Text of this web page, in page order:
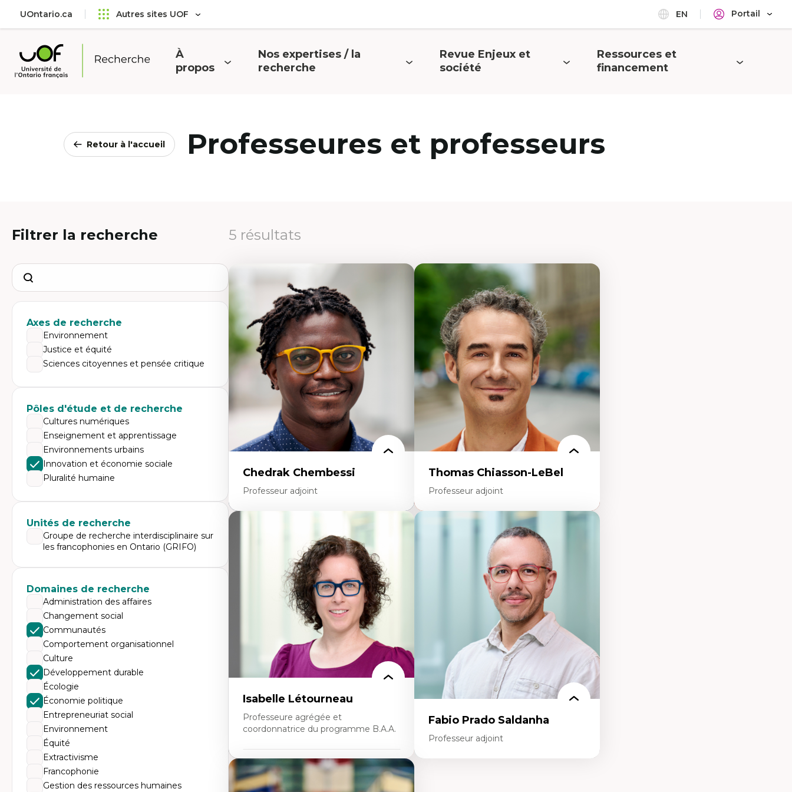
principal
UOntario.ca Autres sites UOF EN Portail
Université
Ouvrir
À
propos
Ouvrir
Nos expertises / la
recherche
Ouvrir
Revue Enjeux et
société
Ouvrir
Ressources et
financement
Retour à l'accueil Professeures et professeurs
Filtrer la recherche
Search
Axes de recherche
Environnement
Justice et équité
Sciences citoyennes et pensée critique
Pôles d'étude et de recherche
Cultures numériques
Enseignement et apprentissage
Environnements urbains
Innovation et économie sociale
Pluralité humaine
Unités de recherche
Groupe de recherche interdisciplinaire sur
les francophonies en Ontario (GRIFO)
Domaines de recherche
Administration des affaires
Changement social
Communautés
Comportement organisationnel
Culture
Développement durable
Écologie
Économie politique
Entrepreneuriat social
Environnement
Équité
Extractivisme
Francophonie
Gestion des ressources humaines
5 résultats
Chedrak Chembessi
Professeur adjoint
Économie circulaire
Modèles d’affaires durables
Histoire des faits économiques
Gestion durable des ressources naturelles
Écologie industrielle
Aménagement durable du territoire
Développement régional
Coopératives
Télétravail en milieu rural francophone
Transition socio-écologique
Thomas Chiasson-LeBel
Professeur adjoint
Théories du développement
Économie politique comparée
Élites économiques
Sociologie économique
Extractivisme
Classes sociales
Mouvements sociaux
Théories de l’État
Isabelle Létourneau
Professeure agrégée et
coordonnatrice du programme B.A.A.
Expertises
Conciliation travail-vie personnelle
Fabio Prado Saldanha
Professeur adjoint